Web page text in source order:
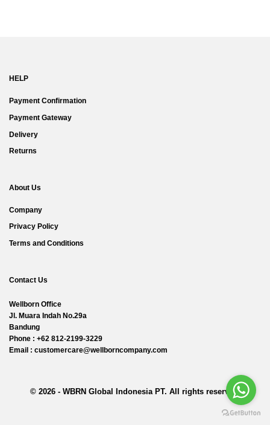
HELP
Payment Confirmation
Payment Gateway
Delivery
Returns
About Us
Company
Privacy Policy
Terms and Conditions
Contact Us
Wellborn Office
Jl. Muara Indah No.29a
Bandung
Phone : +62 812-2199-3229
Email : customercare@wellborncompany.com
© 2026 - WBRN Global Indonesia PT. All rights reserved.